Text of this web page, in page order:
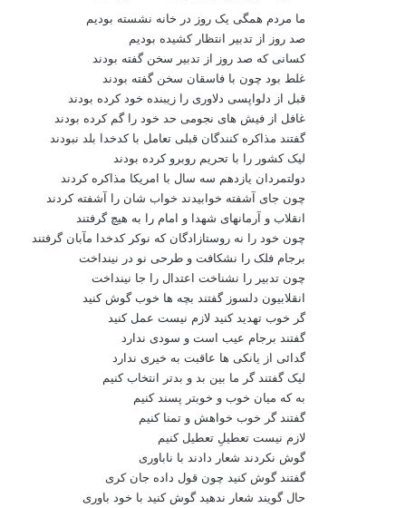
ما مردم همگی یک روز در خانه نشسته بودیم
صد روز از تدبیر انتظار کشیده بودیم
کسانی که صد روز از تدبیر سخن گفته بودند
غلط بود چون با فاسقان سخن گفته بودند
قبل از دلواپسی دلاوری را زیبنده خود کرده بودند
غافل از فیش های نجومی حد خود را گم کرده بودند
گفتند مذاکره کنندگان قبلی تعامل با کدخدا بلد نبودند
لیک کشور را با تحریم روبرو کرده بودند
دولتمردان یازدهم سه سال با امریکا مذاکره کردند
چون جای آشفته خوابیدند خواب شان را آشفته کردند
انقلاب و آرمانهای شهدا و امام را به هیچ گرفتند
چون خود را نه روستازادگان که نوکر کدخدا مآبان گرفتند
برجام فلک را نشکافت و طرحی نو در نینداخت
چون تدبیر را نشناخت اعتدال را جا نینداخت
انقلابیون دلسوز گفتند بچه ها خوب گوش کنید
گر خوب تهدید کنید لازم نیست عمل کنید
گفتند برجام عیب است و سودی ندارد
گدائی از یانکی ها عاقبت به خیری ندارد
لیک گفتند گر ما بین بد و بدتر انتخاب کنیم
به که میان خوب و خوبتر پسند کنیم
گفتند گر خوب خواهش و تمنا کنیم
لازم نیست تعطیلِ تعطیل کنیم
گوش نکردند شعار دادند با ناباوری
گفتند گوش کنید چون قول داده جان کری
حال گویند شعار ندهید گوش کنید با خود باوری